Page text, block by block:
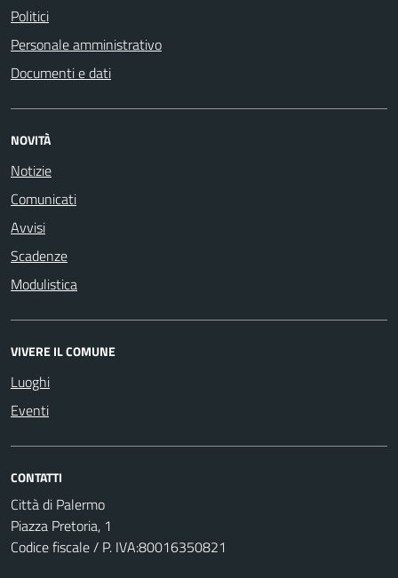
Politici
Personale amministrativo
Documenti e dati
NOVITÀ
Notizie
Comunicati
Avvisi
Scadenze
Modulistica
VIVERE IL COMUNE
Luoghi
Eventi
CONTATTI
Città di Palermo
Piazza Pretoria, 1
Codice fiscale / P. IVA:80016350821